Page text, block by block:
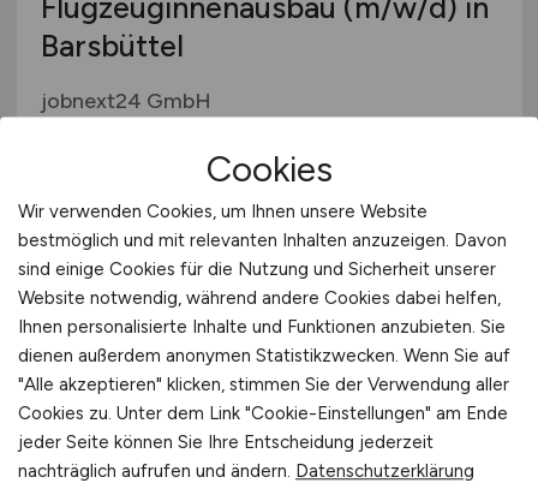
Flugzeuginnenausbau (m/w/d) in
Barsbüttel
jobnext24 GmbH
Flughafenmitarbeiter(m/w/d)
Cookies
Wir verwenden Cookies, um Ihnen unsere Website
bestmöglich und mit relevanten Inhalten anzuzeigen. Davon
sind einige Cookies für die Nutzung und Sicherheit unserer
Website notwendig, während andere Cookies dabei helfen,
Ihnen personalisierte Inhalte und Funktionen anzubieten. Sie
dienen außerdem anonymen Statistikzwecken. Wenn Sie auf
"Alle akzeptieren" klicken, stimmen Sie der Verwendung aller
Cookies zu. Unter dem Link "Cookie-Einstellungen" am Ende
jeder Seite können Sie Ihre Entscheidung jederzeit
nachträglich aufrufen und ändern. Datenschutzerklärung